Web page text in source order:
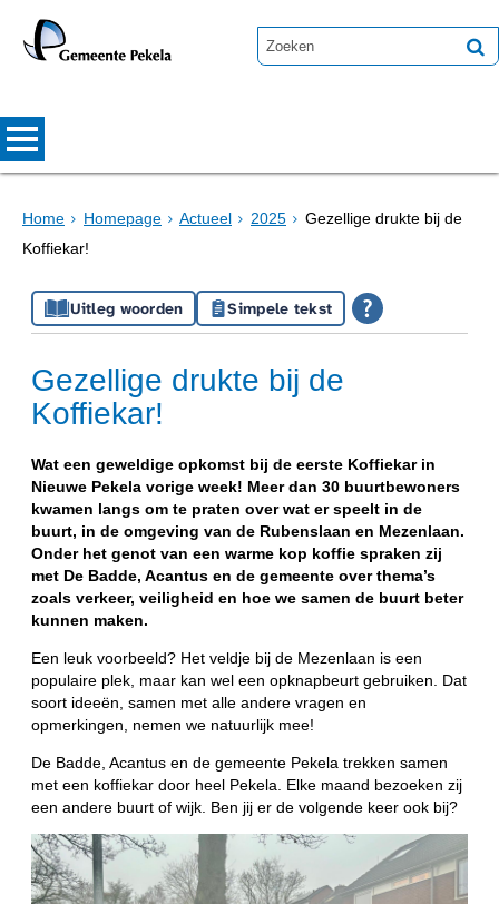
Home Homepage Actueel 2025
Gezellige drukte bij de
Koffiekar!
Uitleg woorden Simpele tekst
Gezellige drukte bij de
Koffiekar!
Wat een geweldige opkomst bij de eerste Koffiekar in
Nieuwe Pekela vorige week! Meer dan 30 buurtbewoners
kwamen langs om te praten over wat er speelt in de
buurt, in de omgeving van de Rubenslaan en Mezenlaan.
Onder het genot van een warme kop koffie spraken zij
met De Badde, Acantus en de gemeente over thema’s
zoals verkeer, veiligheid en hoe we samen de buurt beter
kunnen maken.
Een leuk voorbeeld? Het veldje bij de Mezenlaan is een
populaire plek, maar kan wel een opknapbeurt gebruiken. Dat
soort ideeën, samen met alle andere vragen en
opmerkingen, nemen we natuurlijk mee!
De Badde, Acantus en de gemeente Pekela trekken samen
met een koffiekar door heel Pekela. Elke maand bezoeken zij
een andere buurt of wijk. Ben jij er de volgende keer ook bij?